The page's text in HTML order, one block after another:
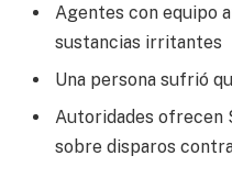
Agentes con equipo
sustancias irritantes
Una persona sufrió
Autoridades ofrecen
sobre disparos